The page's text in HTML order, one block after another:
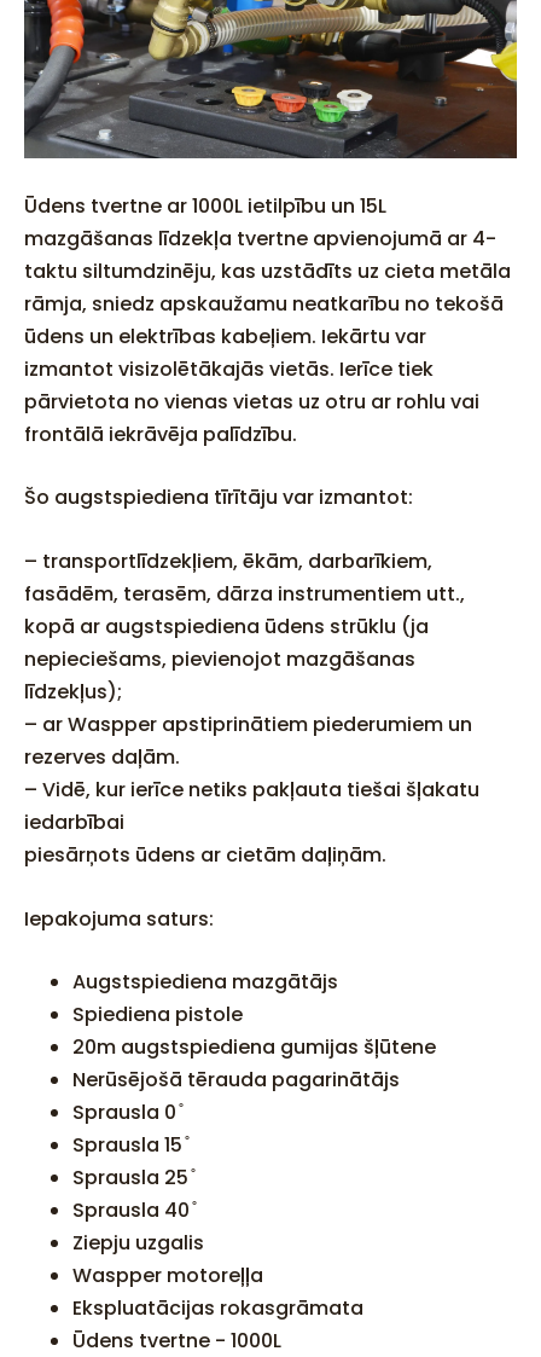
Ūdens tvertne ar 1000L ietilpību un 15L
mazgāšanas līdzekļa tvertne apvienojumā ar 4-
taktu siltumdzinēju, kas uzstādīts uz cieta metāla
rāmja, sniedz apskaužamu neatkarību no tekošā
ūdens un elektrības kabeļiem. Iekārtu var
izmantot visizolētākajās vietās. Ierīce tiek
pārvietota no vienas vietas uz otru ar rohlu vai
frontālā iekrāvēja palīdzību.
Šo augstspiediena tīrītāju var izmantot:
– transportlīdzekļiem, ēkām, darbarīkiem,
fasādēm, terasēm, dārza instrumentiem utt.,
kopā ar augstspiediena ūdens strūklu (ja
nepieciešams, pievienojot mazgāšanas
līdzekļus);
– ar Waspper apstiprinātiem piederumiem un
rezerves daļām.
– Vidē, kur ierīce netiks pakļauta tiešai šļakatu
iedarbībai
piesārņots ūdens ar cietām daļiņām.
Iepakojuma saturs:
Augstspiediena mazgātājs
Spiediena pistole
20m augstspiediena gumijas šļūtene
Nerūsējošā tērauda pagarinātājs
Sprausla 0 ̊
Sprausla 15 ̊
Sprausla 25 ̊
Sprausla 40 ̊
Ziepju uzgalis
Waspper motoreļļa
Ekspluatācijas rokasgrāmata
Ūdens tvertne - 1000L